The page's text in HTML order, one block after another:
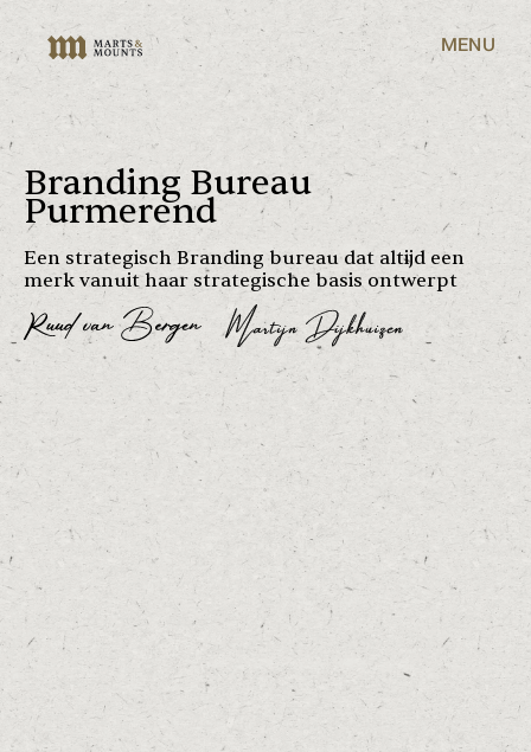
MENU
Een strategisch Branding bureau dat altijd een
merk vanuit haar strategische basis ontwerpt
Branding Bureau
Purmerend